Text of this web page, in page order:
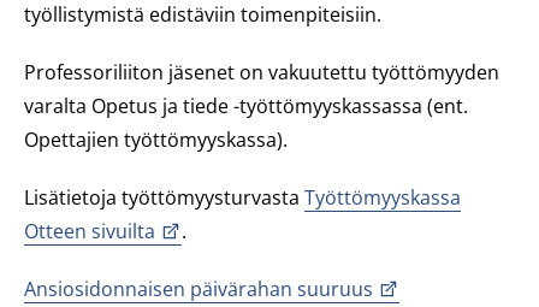
työllistymistä edistäviin toimenpiteisiin.
Professoriliiton jäsenet on vakuutettu työttömyyden
varalta Opetus ja tiede -työttömyyskassassa (ent.
Opettajien työttömyyskassa).
Lisätietoja työttömyysturvasta Työttömyyskassa
Otteen sivuilta
.
Ansiosidonnaisen päivärahan suuruus